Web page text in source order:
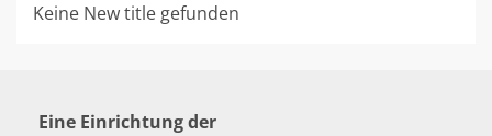
Keine New title gefunden
Eine Einrichtung der